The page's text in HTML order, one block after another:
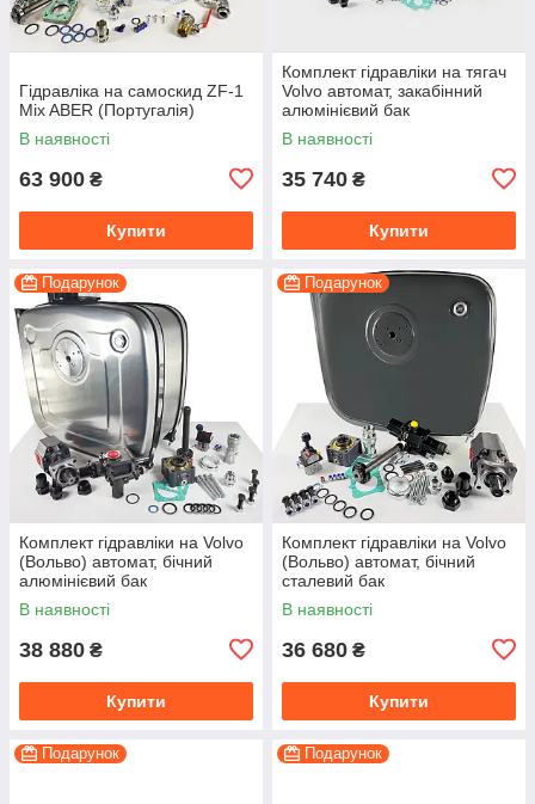
Гідравліка на самоскид ZF-1
Mix ABER (Португалія)
В наявності
63 900 ₴
Купити
Комплект гідравліки на тягач
Volvo автомат, закабінний
алюмінієвий бак
В наявності
35 740 ₴
Купити
Подарунок
Комплект гідравліки на Volvo
(Вольво) автомат, бічний
алюмінієвий бак
В наявності
38 880 ₴
Купити
Подарунок
Комплект гідравліки на Volvo
(Вольво) автомат, бічний
сталевий бак
В наявності
36 680 ₴
Купити
Подарунок Подарунок